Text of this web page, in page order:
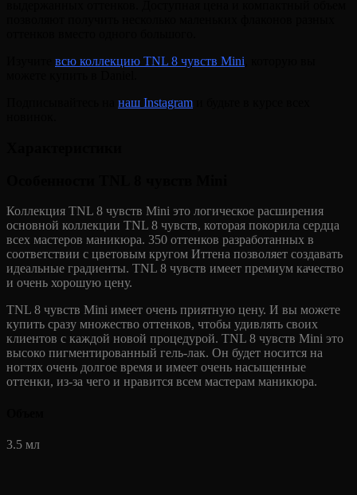
всю коллекцию TNL 8 чувств Mini
наш Instagram
Коллекция TNL 8 чувств Mini это логическое расширения
основной коллекции TNL 8 чувств, которая покорила сердца
всех мастеров маникюра. 350 оттенков разработанных в
соответствии с цветовым кругом Иттена позволяет создавать
идеальные градиенты. TNL 8 чувств имеет премиум качество
и очень хорошую цену.
TNL 8 чувств Mini имеет очень приятную цену. И вы можете
купить сразу множество оттенков, чтобы удивлять своих
клиентов с каждой новой процедурой. TNL 8 чувств Mini это
высоко пигментированный гель-лак. Он будет носится на
ногтях очень долгое время и имеет очень насыщенные
оттенки, из-за чего и нравится всем мастерам маникюра.
3.5 мл